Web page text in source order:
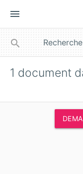
menu
search
1 document